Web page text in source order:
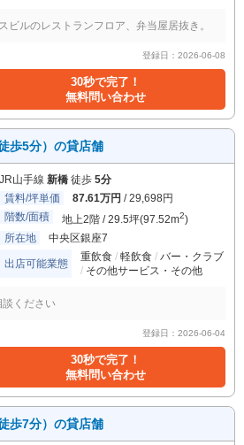
ビルのレストランフロア、弁当屋居抜き。
登録日：2026-06-08
30秒で完了！
無料問い合わせ
歩5分）の貸店舗
JR山手線 新橋 徒歩 5分
賃料/坪単価
87.61万円 / 29,698円
階数/面積
地上2階 / 29.5坪(97.52m2)
所在地
中央区銀座7
出店可能業態
重飲食 軽飲食
バー・クラブ
その他サービス・その他
ください
登録日：2026-06-04
30秒で完了！
無料問い合わせ
歩7分）の貸店舗